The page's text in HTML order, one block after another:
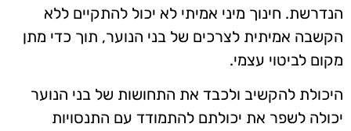
הנדרשת. חינוך מיני אמיתי לא יכול להתקיים ללא
הקשבה אמיתית לצרכים של בני הנוער, תוך כדי מתן
מקום לביטוי עצמי.
היכולת להקשיב ולכבד את התחושות של בני הנוער
יכולה לשפר את יכולתם להתמודד עם התנסויות